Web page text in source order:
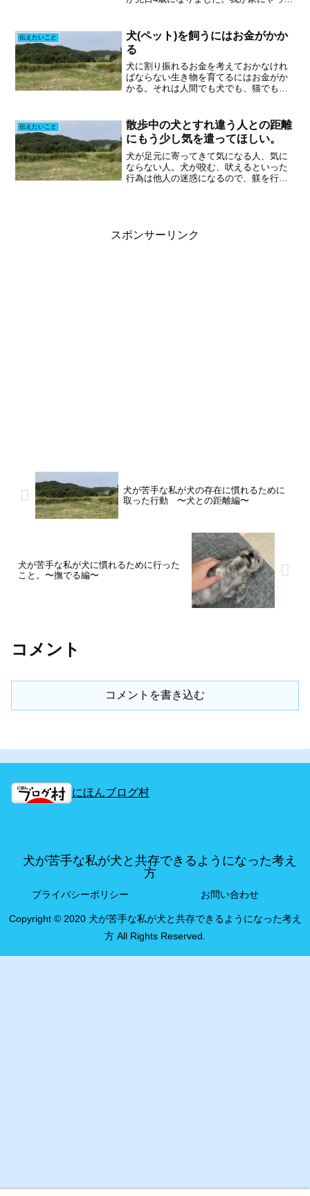
ムができるようです。朝、まず奥様が起
床します。弁当を作り...
伝えたいこと
犬(ペット)を飼うにはお金がかか
る
犬に割り振れるお金を考えておかなけれ
ばならない生き物を育てるにはお金がか
かる。それは人間でも犬でも、猫でも、
具を取り揃えるお金。毎日の食事代。狂
犬病予防のワクチン代。ト...
伝えたいこと
散歩中の犬とすれ違う人との距離
にもう少し気を遣ってほしい。
犬が足元に寄ってきて気になる人、気に
ならない人。犬が咬む、吠えるといった
行為は他人の迷惑になるので、躾を行い
スポンサーリンク
犬が苦手な私が犬の存在に慣れるために
取った行動 〜犬との距離編〜
犬が苦手な私が犬に慣れるために行った
こと。〜撫でる編〜
コメント
コメントを書き込む
にほんブログ村
犬が苦手な私が犬と共存できるようになった考え
方
プライバシーポリシー お問い合わせ
Copyright © 2020 犬が苦手な私が犬と共存できるようになった考え
方 All Rights Reserved.